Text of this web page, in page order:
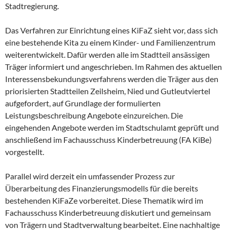
Stadtregierung.
Das Verfahren zur Einrichtung eines KiFaZ sieht vor, dass sich
eine bestehende Kita zu einem Kinder- und Familienzentrum
weiterentwickelt. Dafür werden alle im Stadtteil ansässigen
Träger informiert und angeschrieben. Im Rahmen des aktuellen
Interessensbekundungsverfahrens werden die Träger aus den
priorisierten Stadtteilen Zeilsheim, Nied und Gutleutviertel
aufgefordert, auf Grundlage der formulierten
Leistungsbeschreibung Angebote einzureichen. Die
eingehenden Angebote werden im Stadtschulamt geprüft und
anschließend im Fachausschuss Kinderbetreuung (FA KiBe)
vorgestellt.
Parallel wird derzeit ein umfassender Prozess zur
Überarbeitung des Finanzierungsmodells für die bereits
bestehenden KiFaZe vorbereitet. Diese Thematik wird im
Fachausschuss Kinderbetreuung diskutiert und gemeinsam
von Trägern und Stadtverwaltung bearbeitet. Eine nachhaltige